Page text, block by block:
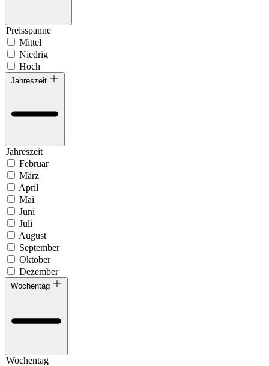
Preisspanne
Mittel
Niedrig
Hoch
Jahreszeit
Jahreszeit
Februar
März
April
Mai
Juni
Juli
August
September
Oktober
Dezember
Wochentag
Wochentag